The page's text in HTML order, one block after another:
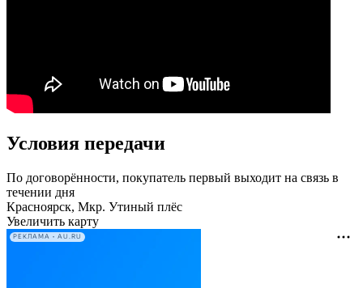
Условия передачи
По договорённости, покупатель первый выходит на связь в
течении дня
Красноярск, Мкр. Утиный плёс
Увеличить карту
РЕКЛАМА • AU.RU